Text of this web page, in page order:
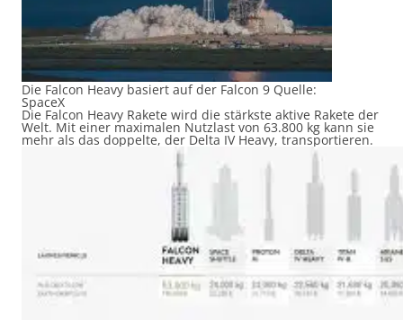
Die Falcon Heavy basiert auf der Falcon 9 Quelle:
SpaceX
Die Falcon Heavy Rakete wird die stärkste aktive Rakete der
Welt. Mit einer maximalen Nutzlast von 63.800 kg kann sie
mehr als das doppelte, der Delta IV Heavy, transportieren.